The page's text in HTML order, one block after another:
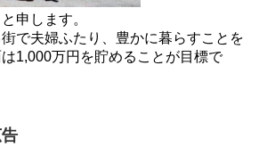
申します。
で夫婦ふたり、豊かに暮らすことを
1,000万円を貯めることが目標で